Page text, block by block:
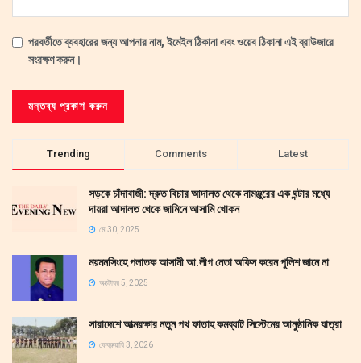
পরবর্তীতে ব্যবহারের জন্য আপনার নাম, ইমেইল ঠিকানা এবং ওয়েব ঠিকানা এই ব্রাউজারে
সংরক্ষণ করুন।
Trending Comments Latest
সড়কে চাঁদাবাজী: দ্রুত বিচার আদালত থেকে নামঞ্জুরের এক ঘন্টার মধ্যে
দায়রা আদালত থেকে জামিনে আসামি খোকন
মে 30, 2025
ময়মনসিংহে পলাতক আসামী আ.লীগ নেতা অফিস করেন পুলিশ জানে না
অক্টোবর 5, 2025
সারাদেশে আত্মরক্ষার নতুন পথ ফাতাহ কমব্যাট সিস্টেমের আনুষ্ঠানিক যাত্রা
ফেব্রুয়ারি 3, 2026